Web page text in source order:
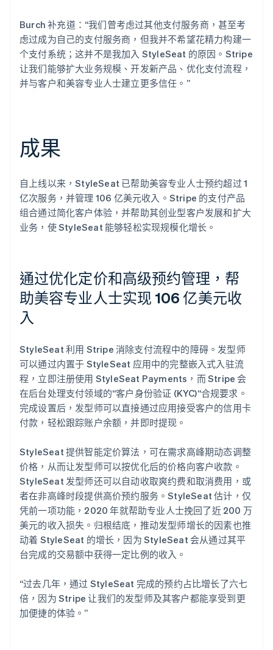
Burch 补充道：“我们曾考虑过其他支付服务商，甚至考
虑过成为自己的支付服务商，但我并不希望花精力构建一
个支付系统；这并不是我加入 StyleSeat 的原因。Stripe
让我们能够扩大业务规模、开发新产品、优化支付流程，
并与客户和美容专业人士建立更多信任。”
成果
自上线以来，StyleSeat 已帮助美容专业人士预约超过 1
亿次服务，并管理 106 亿美元收入。Stripe 的支付产品
组合通过简化客户体验，并帮助其创业型客户发展和扩大
业务，使 StyleSeat 能够轻松实现规模化增长。
通过优化定价和高级预约管理，帮
助美容专业人士实现 106 亿美元收
入
StyleSeat 利用 Stripe 消除支付流程中的障碍。发型师
可以通过内置于 StyleSeat 应用中的完整嵌入式入驻流
程，立即注册使用 StyleSeat Payments，而 Stripe 会
在后台处理支付领域的“客户身份验证 (KYC)“合规要求。
完成设置后，发型师可以直接通过应用接受客户的信用卡
付款，轻松跟踪账户余额，并即时提现。
StyleSeat 提供智能定价算法，可在需求高峰期动态调整
价格，从而让发型师可以按优化后的价格向客户收款。
StyleSeat 发型师还可以自动收取爽约费和取消费用，或
者在非高峰时段提供高价预约服务。StyleSeat 估计，仅
凭前一项功能，2020 年就帮助专业人士挽回了近 200 万
美元的收入损失。归根结底，推动发型师增长的因素也推
动着 StyleSeat 的增长，因为 StyleSeat 会从通过其平
台完成的交易额中获得一定比例的收入。
“过去几年，通过 StyleSeat 完成的预约占比增长了六七
倍，因为 Stripe 让我们的发型师及其客户都能享受到更
加便捷的体验。”